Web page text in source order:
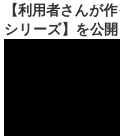
【利用者さんが
シリーズ】を公